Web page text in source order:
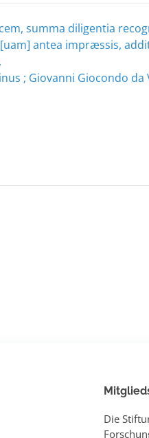
summa diligentia
antea impræssis,
; Giovanni Giocondo da
Die